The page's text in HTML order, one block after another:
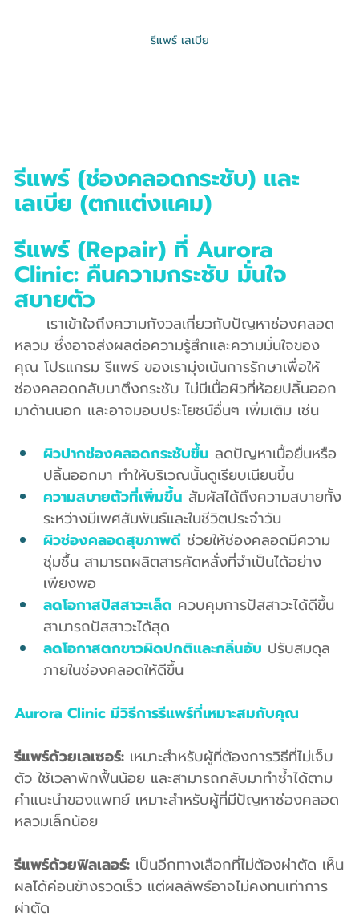
รีแพร์ เลเบีย
รีแพร์ (ช่องคลอดกระชับ) และ
เลเบีย (ตกแต่งแคม)
รีแพร์ (Repair) ที่ Aurora
Clinic: คืนความกระชับ มั่นใจ
สบายตัว
หลวม ซึ่งอาจส่งผลต่อความรู้สึกและความมั่นใจของ
คุณ โปรแกรม รีแพร์ ของเรามุ่งเน้นการรักษาเพื่อให้
ช่องคลอดกลับมาตึงกระชับ ไม่มีเนื้อผิวที่ห้อยปลิ้นออก
มาด้านนอก และอาจมอบประโยชน์อื่นๆ เพิ่มเติม เช่น
ผิวปากช่องคลอดกระชับขึ้น ลดปัญหาเนื้อยื่นหรือ
ปลิ้นออกมา ทำให้บริเวณนั้นดูเรียบเนียนขึ้น
ความสบายตัวที่เพิ่มขึ้น สัมผัสได้ถึงความสบายทั้ง
ระหว่างมีเพศสัมพันธ์และในชีวิตประจำวัน
ผิวช่องคลอดสุขภาพดี ช่วยให้ช่องคลอดมีความ
ชุ่มชื้น สามารถผลิตสารคัดหลั่งที่จำเป็นได้อย่าง
เพียงพอ
ลดโอกาสปัสสาวะเล็ด ควบคุมการปัสสาวะได้ดีขึ้น
สามารถปัสสาวะได้สุด
ลดโอกาสตกขาวผิดปกติและกลิ่นอับ ปรับสมดุล
ภายในช่องคลอดให้ดีขึ้น
Aurora Clinic มีวิธีการรีแพร์ที่เหมาะสมกับคุณ
รีแพร์ด้วยเลเซอร์: เหมาะสำหรับผู้ที่ต้องการวิธีที่ไม่เจ็บ
ตัว ใช้เวลาพักฟื้นน้อย และสามารถกลับมาทำซ้ำได้ตาม
คำแนะนำของแพทย์ เหมาะสำหรับผู้ที่มีปัญหาช่องคลอด
หลวมเล็กน้อย
รีแพร์ด้วยฟิลเลอร์: เป็นอีกทางเลือกที่ไม่ต้องผ่าตัด เห็น
ผลได้ค่อนข้างรวดเร็ว แต่ผลลัพธ์อาจไม่คงทนเท่าการ
ผ่าตัด